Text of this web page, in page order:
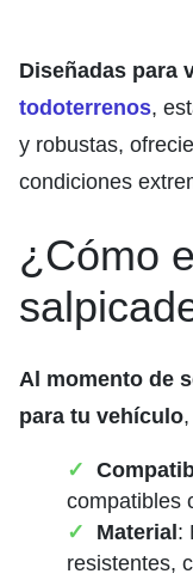
Diseñadas para
todoterrenos,
y robustas,
condiciones
¿Cómo
Al momento de
para tu vehículo
compatibles
Material:
resistentes,